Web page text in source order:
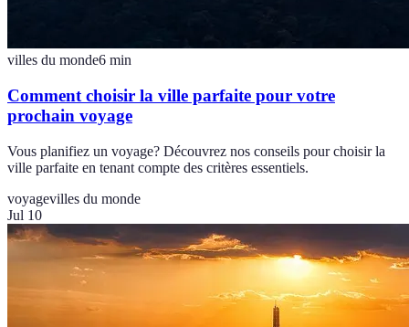
villes du monde6 min
Comment choisir la ville parfaite pour votre
prochain voyage
Vous planifiez un voyage? Découvrez nos conseils pour choisir la
ville parfaite en tenant compte des critères essentiels.
voyagevilles du monde
Jul 10